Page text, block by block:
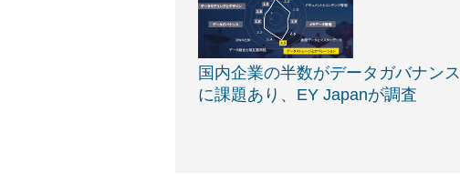
国内企業の半数がデータガバナンス
に課題あり、EY Japanが調査